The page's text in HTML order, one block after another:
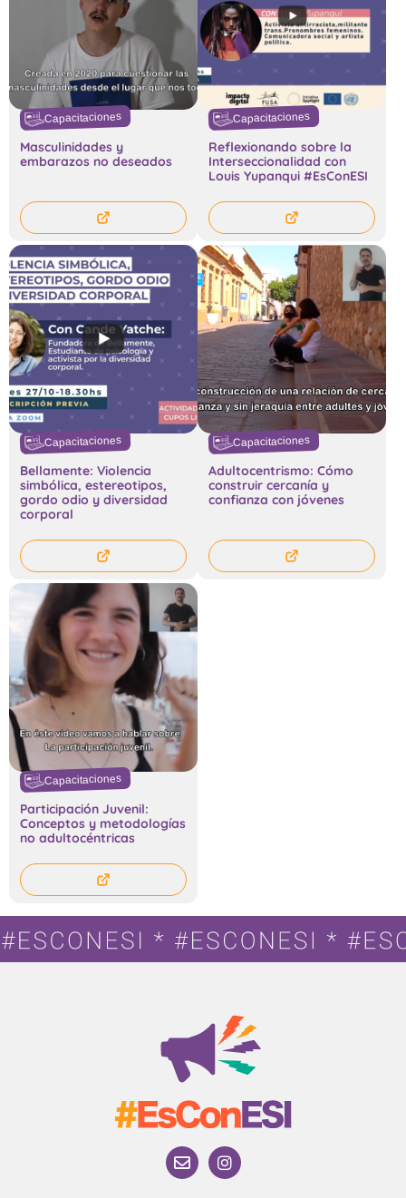
Capacitaciones
Masculinidades y
embarazos no deseados
Capacitaciones
Reflexionando sobre la
Interseccionalidad con
Louis Yupanqui #EsConESI​
Capacitaciones
Bellamente: Violencia
simbólica, estereotipos,
gordo odio y diversidad
corporal
Capacitaciones
Adultocentrismo: Cómo
construir cercanía y
confianza con jóvenes
Capacitaciones
Participación Juvenil:
Conceptos y metodologías
no adultocéntricas